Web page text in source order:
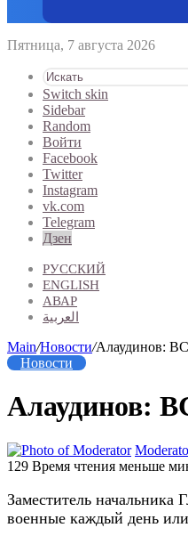
Пятница, 7 августа 2026
Switch skin
Sidebar
Random
Войти
Facebook
Twitter
Instagram
vk.com
Telegram
Дзен
РУССКИЙ
ENGLISH
АВАР
العربية
Main/Новости/Алаудинов:
Новости
Алаудинов:
129 Время чтения меньше
Заместитель начальника
военные каждый день